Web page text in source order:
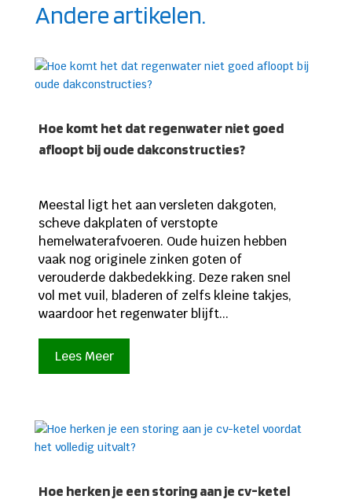
Andere artikelen.
Hoe komt het dat regenwater niet goed
afloopt bij oude dakconstructies?
Meestal ligt het aan versleten dakgoten,
scheve dakplaten of verstopte
hemelwaterafvoeren. Oude huizen hebben
vaak nog originele zinken goten of
verouderde dakbedekking. Deze raken snel
vol met vuil, bladeren of zelfs kleine takjes,
waardoor het regenwater blijft...
Lees Meer
Hoe herken je een storing aan je cv-ketel